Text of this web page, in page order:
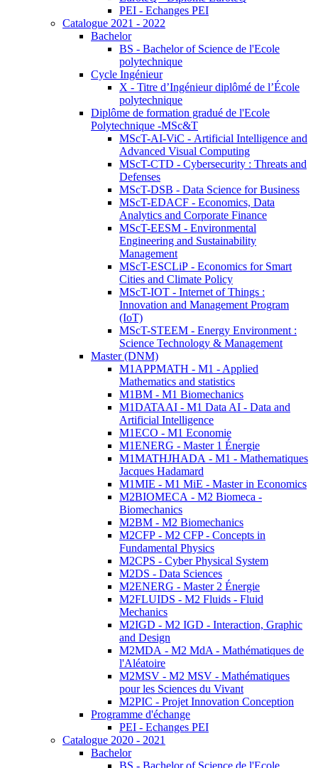
PEI - Echanges PEI
Catalogue 2021 - 2022
Bachelor
BS - Bachelor of Science de l'Ecole
polytechnique
Cycle Ingénieur
X - Titre d’Ingénieur diplômé de l’École
polytechnique
Diplôme de formation gradué de l'Ecole
Polytechnique -MSc&T
MScT-AI-ViC - Artificial Intelligence and
Advanced Visual Computing
MScT-CTD - Cybersecurity : Threats and
Defenses
MScT-DSB - Data Science for Business
MScT-EDACF - Economics, Data
Analytics and Corporate Finance
MScT-EESM - Environmental
Engineering and Sustainability
Management
MScT-ESCLiP - Economics for Smart
Cities and Climate Policy
MScT-IOT - Internet of Things :
Innovation and Management Program
(IoT)
MScT-STEEM - Energy Environment :
Science Technology & Management
Master (DNM)
M1APPMATH - M1 - Applied
Mathematics and statistics
M1BM - M1 Biomechanics
M1DATAAI - M1 Data AI - Data and
Artificial Intelligence
M1ECO - M1 Economie
M1ENERG - Master 1 Énergie
M1MATHJHADA - M1 - Mathematiques
Jacques Hadamard
M1MIE - M1 MiE - Master in Economics
M2BIOMECA - M2 Biomeca -
Biomechanics
M2BM - M2 Biomechanics
M2CFP - M2 CFP - Concepts in
Fundamental Physics
M2CPS - Cyber Physical System
M2DS - Data Sciences
M2ENERG - Master 2 Énergie
M2FLUIDS - M2 Fluids - Fluid
Mechanics
M2IGD - M2 IGD - Interaction, Graphic
and Design
M2MDA - M2 MdA - Mathématiques de
l'Aléatoire
M2MSV - M2 MSV - Mathématiques
pour les Sciences du Vivant
M2PIC - Projet Innovation Conception
Programme d'échange
PEI - Echanges PEI
Catalogue 2020 - 2021
Bachelor
BS - Bachelor of Science de l'Ecole